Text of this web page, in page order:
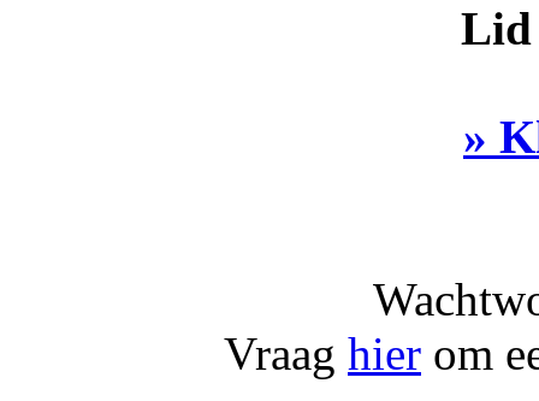
Lid
»
Vraag hier om